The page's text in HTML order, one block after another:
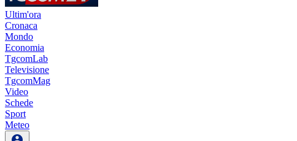
Ultim'ora
Cronaca
Mondo
Economia
TgcomLab
Televisione
TgcomMag
Video
Schede
Sport
Meteo